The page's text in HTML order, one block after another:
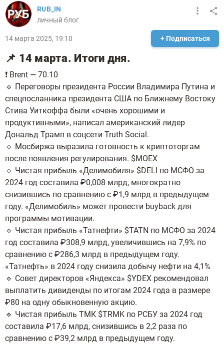
RUB_IN
личный блог
14 марта 2025, 19:10 + Подписаться
📌 14 марта. Итоги дня.
❗️ Brent — 70.10
🔹 Переговоры президента России Владимира Путина и
спецпосланника президента США по Ближнему Востоку
Стива Уиткоффа были «очень хорошими и
продуктивными», написал американский лидер
Дональд Трамп в соцсети Truth Social.
🔹 Мосбиржа выразила готовность к криптоторгам
после появления регулирования. $MOEX
🔹 Чистая прибыль «Делимобиля» $DELI по МСФО за
2024 год составила ₽0,008 млрд, многократно
снизившись по сравнению с ₽1,9 млрд в предыдущем
году. «Делимобиль» может провести buyback для
программы мотивации.
🔹 Чистая прибыль «Татнефти» $TATN по МСФО за 2024
год составила ₽308,9 млрд, увеличившись на 7,9% по
сравнению с ₽286,3 млрд в предыдущем году.
«Татнефть» в 2024 году снизила добычу нефти на 4,1%
🔹 Совет директоров «Яндекса» $YDEX рекомендовал
выплатить дивиденды по итогам 2024 года в размере
₽80 на одну обыкновенную акцию.
🔹 Чистая прибыль ТМК $TRMK по РСБУ за 2024 год
составила ₽17,6 млрд, снизившись в 2,2 раза по
сравнению с ₽39,2 млрд в предыдущем году.